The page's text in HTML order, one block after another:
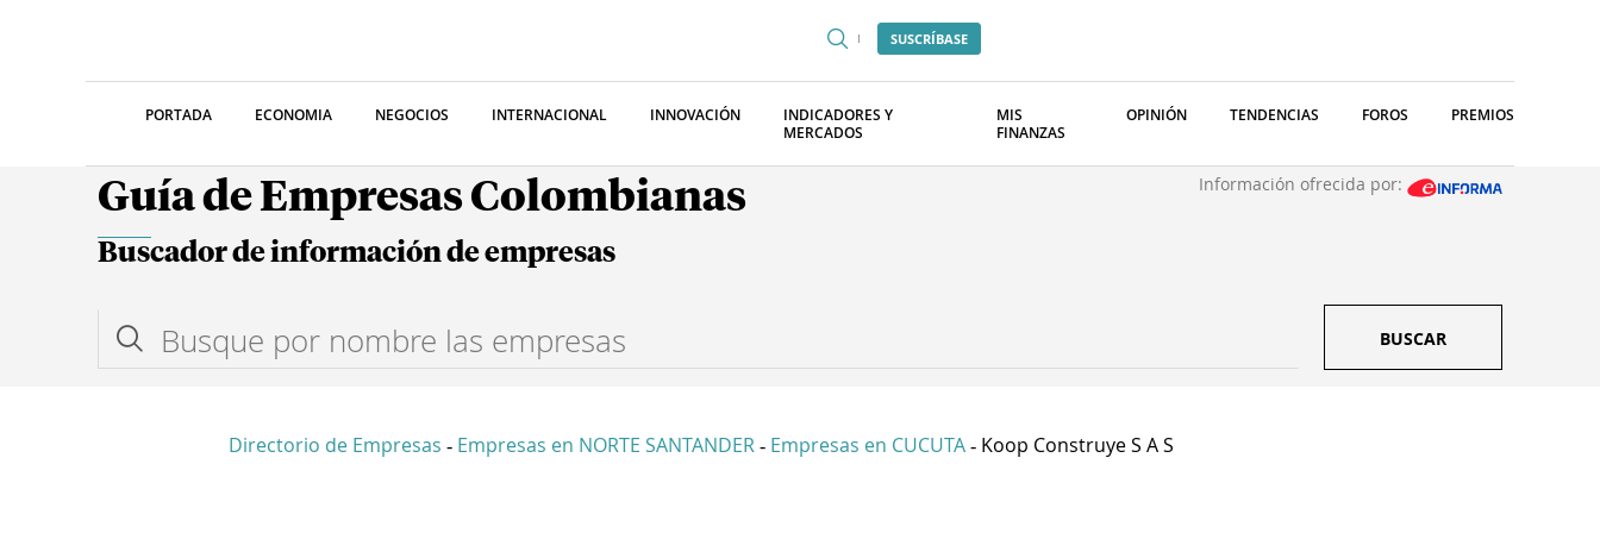
SUSCRÍBASE
PORTADA ECONOMIA NEGOCIOS INTERNACIONAL INNOVACIÓN
INDICADORES Y
MERCADOS
MIS
FINANZAS
OPINIÓN TENDENCIAS FOROS PREMIOS
Guía de Empresas Colombianas Información ofrecida por:
Buscador de información de empresas
BUSCAR
Directorio de Empresas - Empresas en NORTE SANTANDER - Empresas en CUCUTA - Koop Construye S A S